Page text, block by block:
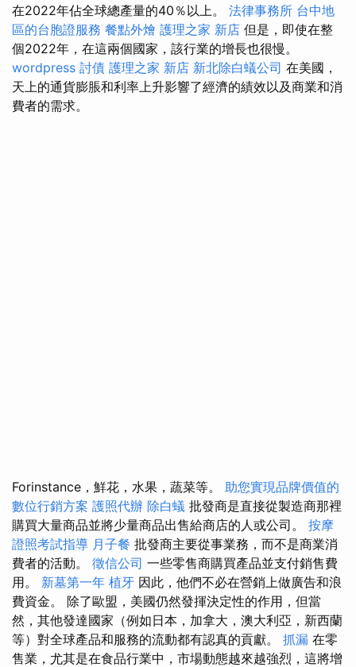
在2022年佔全球總產量的40％以上。 法律事務所 台中地
區的台胞證服務 餐點外燴 護理之家 新店 但是，即使在整
個2022年，在這兩個國家，該行業的增長也很慢。
wordpress 討債 護理之家 新店 新北除白蟻公司 在美國，
天上的通貨膨脹和利率上升影響了經濟的績效以及商業和消
費者的需求。
Forinstance，鮮花，水果，蔬菜等。 助您實現品牌價值的
數位行銷方案 護照代辦 除白蟻 批發商是直接從製造商那裡
購買大量商品並將少量商品出售給商店的人或公司。 按摩
證照考試指導 月子餐 批發商主要從事業務，而不是商業消
費者的活動。 徵信公司 一些零售商購買產品並支付銷售費
用。 新墓第一年 植牙 因此，他們不必在營銷上做廣告和浪
費資金。 除了歐盟，美國仍然發揮決定性的作用，但當
然，其他發達國家（例如日本，加拿大，澳大利亞，新西蘭
等）對全球產品和服務的流動都有認真的貢獻。 抓漏 在零
售業，尤其是在食品行業中，市場動態越來越強烈，這將增